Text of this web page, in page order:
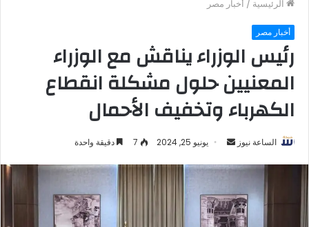
الرئيسية / أخبار مصر
أخبار مصر
رئيس الوزراء يناقش مع الوزراء
المعنيين حلول مشكلة انقطاع
الكهرباء وتخفيف الأحمال
الساعة نيوز
أرسل
إلكترونيا
يونيو 25, 2024 7 دقيقة واحدة